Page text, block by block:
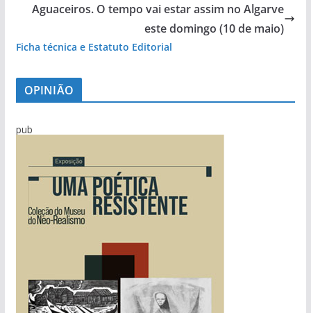
Aguaceiros. O tempo vai estar assim no Algarve
este domingo (10 de maio)
Ficha técnica e Estatuto Editorial
OPINIÃO
pub